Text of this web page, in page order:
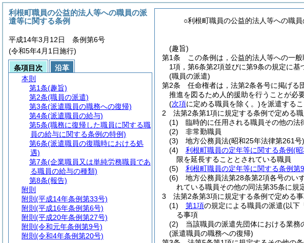
○利根町職員の公益的法人等への職
(趣旨)
第1条
この条例は，公益的法人等への一
1項，第6条第2項並びに第9条の規定に基
(職員の派遣)
第2条
任命権者は，法第2条各号に掲げる
推進を図るため人的援助を行うことが必
(次項に定める職員を除く。)を派遣するこ
2
法第2条第1項に規定する条例で定める
(1)
臨時的に任用される職員その他の法
(2)
非常勤職員
(3)
地方公務員法(昭和25年法律第261号)
(4)
利根町職員の定年等に関する条例(
限を延長することとされている職員
(5)
利根町職員の定年等に関する条例第
(6)
地方公務員法第28条第2項各号のい
れている職員その他の同法第35条に規
3
法第2条第3項に規定する条例で定める
(1)
第1項の規定による職員の派遣(以下
る事項
(2)
当該職員の派遣先団体における業
(派遣職員の職務への復帰)
利根町職員の公益的法人等への職員の派
遣等に関する条例
平成14年3月12日 条例第6号
(令和5年4月1日施行)
条項目次
沿革
本則
第1条(趣旨)
第2条(職員の派遣)
第3条(派遣職員の職務への復帰)
第4条(派遣職員の給与)
第5条(職務に復帰した職員に関する職
員の給与に関する条例の特例)
第6条(派遣職員の復職時における処
遇)
第7条(企業職員又は単純労務職員であ
る職員の給与の種類)
第8条(報告)
附則
附則 (平成14年条例第33号)
附則 (平成16年条例第6号)
附則 (平成20年条例第27号)
附則 (令和元年条例第9号)
附則 (令和4年条例第20号)